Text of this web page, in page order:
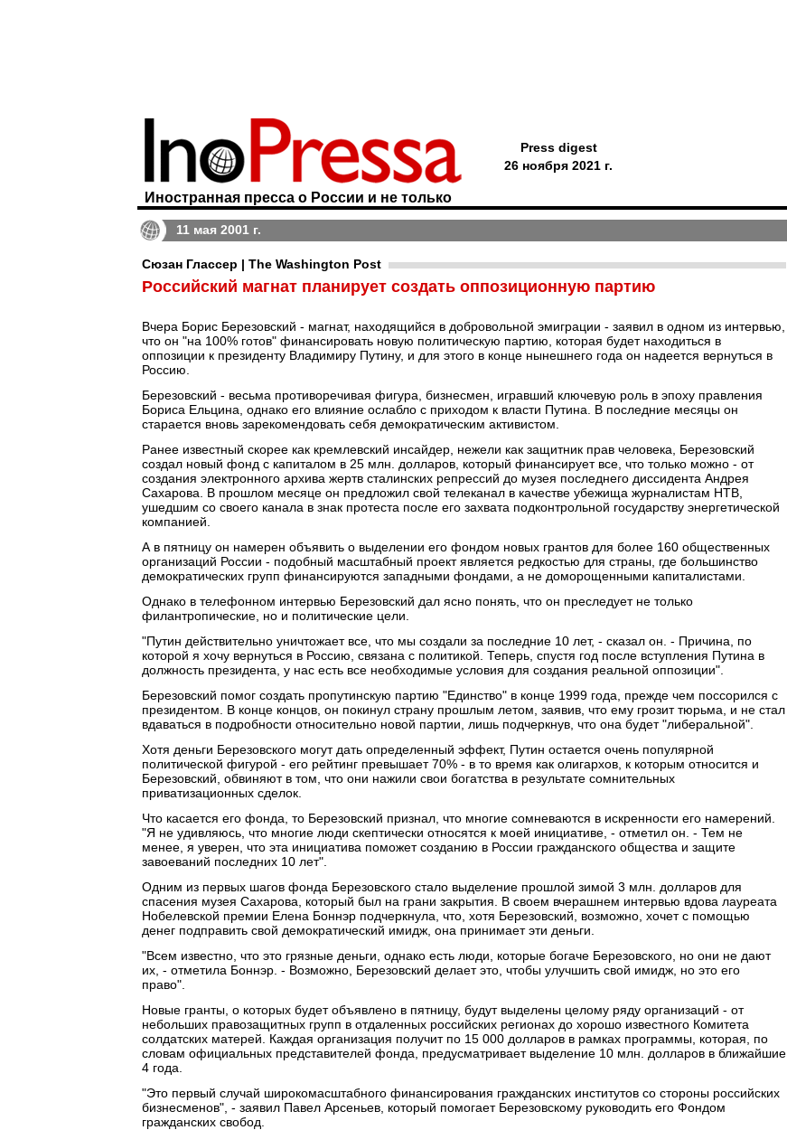
Иностранная пресса о России и не только
Press digest
26 ноября 2021 г.
11 мая 2001 г.
Сюзан Глассер | The Washington Post
Российский магнат планирует создать оппозиционную партию
Вчера Борис Березовский - магнат, находящийся в добровольной эмиграции - заявил в одном из интервью,
что он "на 100% готов" финансировать новую политическую партию, которая будет находиться в
оппозиции к президенту Владимиру Путину, и для этого в конце нынешнего года он надеется вернуться в
Россию.
Березовский - весьма противоречивая фигура, бизнесмен, игравший ключевую роль в эпоху правления
Бориса Ельцина, однако его влияние ослабло с приходом к власти Путина. В последние месяцы он
старается вновь зарекомендовать себя демократическим активистом.
Ранее известный скорее как кремлевский инсайдер, нежели как защитник прав человека, Березовский
создал новый фонд с капиталом в 25 млн. долларов, который финансирует все, что только можно - от
создания электронного архива жертв сталинских репрессий до музея последнего диссидента Андрея
Сахарова. В прошлом месяце он предложил свой телеканал в качестве убежища журналистам НТВ,
ушедшим со своего канала в знак протеста после его захвата подконтрольной государству энергетической
компанией.
А в пятницу он намерен объявить о выделении его фондом новых грантов для более 160 общественных
организаций России - подобный масштабный проект является редкостью для страны, где большинство
демократических групп финансируются западными фондами, а не доморощенными капиталистами.
Однако в телефонном интервью Березовский дал ясно понять, что он преследует не только
филантропические, но и политические цели.
"Путин действительно уничтожает все, что мы создали за последние 10 лет, - сказал он. - Причина, по
которой я хочу вернуться в Россию, связана с политикой. Теперь, спустя год после вступления Путина в
должность президента, у нас есть все необходимые условия для создания реальной оппозиции".
Березовский помог создать пропутинскую партию "Единство" в конце 1999 года, прежде чем поссорился с
президентом. В конце концов, он покинул страну прошлым летом, заявив, что ему грозит тюрьма, и не стал
вдаваться в подробности относительно новой партии, лишь подчеркнув, что она будет "либеральной".
Хотя деньги Березовского могут дать определенный эффект, Путин остается очень популярной
политической фигурой - его рейтинг превышает 70% - в то время как олигархов, к которым относится и
Березовский, обвиняют в том, что они нажили свои богатства в результате сомнительных
приватизационных сделок.
Что касается его фонда, то Березовский признал, что многие сомневаются в искренности его намерений.
"Я не удивляюсь, что многие люди скептически относятся к моей инициативе, - отметил он. - Тем не
менее, я уверен, что эта инициатива поможет созданию в России гражданского общества и защите
завоеваний последних 10 лет".
Одним из первых шагов фонда Березовского стало выделение прошлой зимой 3 млн. долларов для
спасения музея Сахарова, который был на грани закрытия. В своем вчерашнем интервью вдова лауреата
Нобелевской премии Елена Боннэр подчеркнула, что, хотя Березовский, возможно, хочет с помощью
денег подправить свой демократический имидж, она принимает эти деньги.
"Всем известно, что это грязные деньги, однако есть люди, которые богаче Березовского, но они не дают
их, - отметила Боннэр. - Возможно, Березовский делает это, чтобы улучшить свой имидж, но это его
право".
Новые гранты, о которых будет объявлено в пятницу, будут выделены целому ряду организаций - от
небольших правозащитных групп в отдаленных российских регионах до хорошо известного Комитета
солдатских матерей. Каждая организация получит по 15 000 долларов в рамках программы, которая, по
словам официальных представителей фонда, предусматривает выделение 10 млн. долларов в ближайшие
4 года.
"Это первый случай широкомасштабного финансирования гражданских институтов со стороны российских
бизнесменов", - заявил Павел Арсеньев, который помогает Березовскому руководить его Фондом
гражданских свобод.